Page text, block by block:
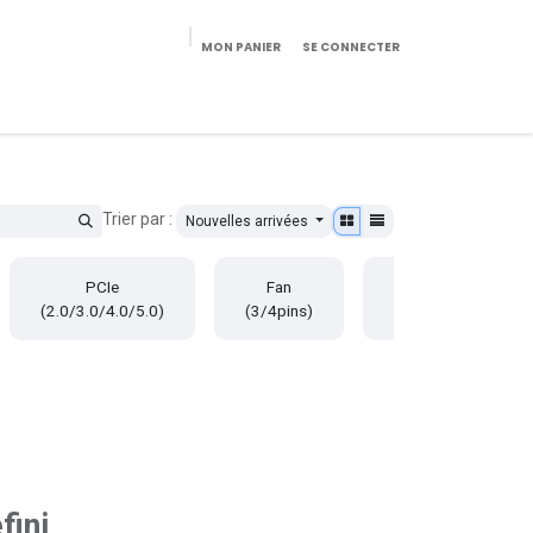
MON PANIER SE CONNECTER
Trier par : Nouvelles arrivées
PCIe
(2.0/3.0/4.0/5.0)
Fan
(3/4pins)